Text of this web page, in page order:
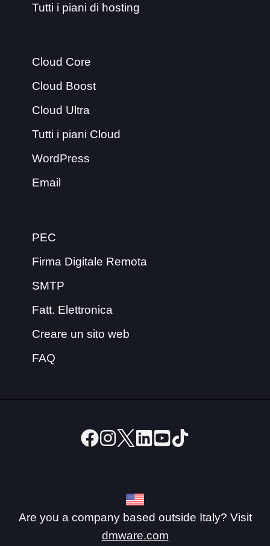
Tutti i piani di hosting
Cloud Core
Cloud Boost
Cloud Ultra
Tutti i piani Cloud
WordPress
Email
PEC
Firma Digitale Remota
SMTP
Fatt. Elettronica
Creare un sito web
FAQ
Are you a company based outside Italy? Visit
dmware.com